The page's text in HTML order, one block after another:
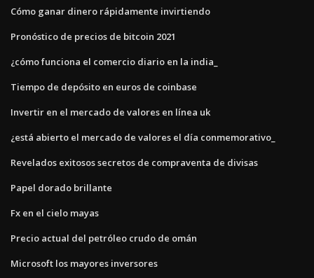
Cómo ganar dinero rápidamente invirtiendo
Pronóstico de precios de bitcoin 2021
¿cómo funciona el comercio diario en la india_
Tiempo de depósito en euros de coinbase
Invertir en el mercado de valores en línea uk
¿está abierto el mercado de valores el día conmemorativo_
Revelados exitosos secretos de compraventa de divisas
Papel dorado brillante
Fx en el cielo mayas
Precio actual del petróleo crudo de omán
Microsoft los mayores inversores